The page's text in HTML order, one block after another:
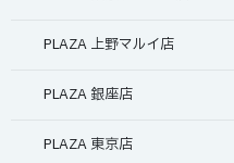
PLAZA 上野マルイ店
PLAZA 銀座店
PLAZA 東京店